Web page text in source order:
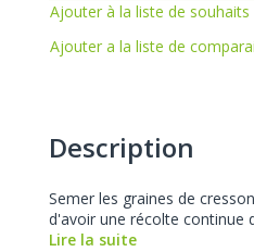
Ajouter à la liste de souhaits
Ajouter a la liste de
Description
Semer les graines de
d'avoir une récolte continue
Lire la suite